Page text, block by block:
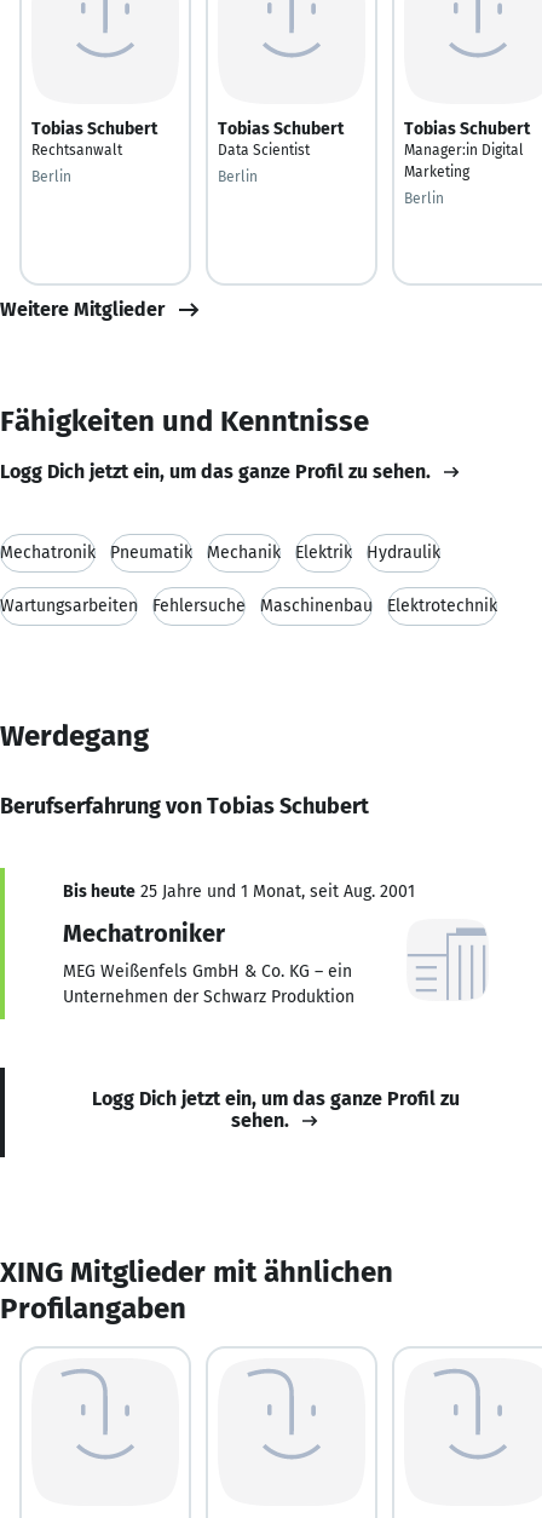
Tobias Schubert
Rechtsanwalt
Berlin
Tobias Schubert
Data Scientist
Berlin
Tobias Schubert
Manager:in Digital
Marketing
Berlin
Weitere Mitglieder
Fähigkeiten und Kenntnisse
Logg Dich jetzt ein, um das ganze Profil zu sehen.
Mechatronik Pneumatik Mechanik Elektrik Hydraulik
Wartungsarbeiten Fehlersuche Maschinenbau Elektrotechnik
Werdegang
Berufserfahrung von Tobias Schubert
Bis heute 25 Jahre und 1 Monat, seit Aug. 2001
Mechatroniker
MEG Weißenfels GmbH & Co. KG – ein
Unternehmen der Schwarz Produktion
Logg Dich jetzt ein, um das ganze Profil zu
sehen.
XING Mitglieder mit ähnlichen
Profilangaben